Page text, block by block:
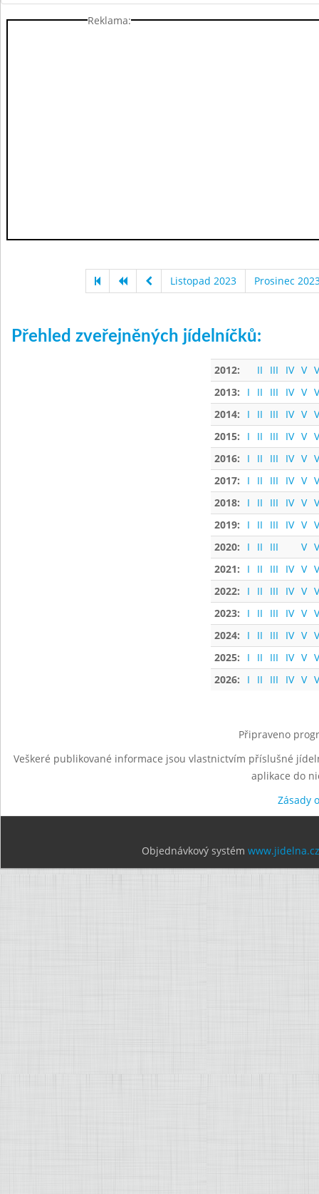
Reklama:
Listopad 2023 Prosinec
Přehled zveřejněných jídelníčků:
2012: II III IV V
2013:
I II III IV V
2014:
I II III IV V
2015:
I II III IV V
2016:
I II III IV V
2017:
I II III IV V
2018:
I II III IV V
2019:
I II III IV V
2020:
I II III V
2021:
I II III IV V
2022:
I II III IV V
2023:
I II III IV V
2024:
I II III IV V
2025:
I II III IV V
2026:
I II III IV V
Připraveno
Veškeré publikované informace jsou vlastnictvím příslušné
aplikace do
Zásady
Objednávkový systém www.jidelna.cz